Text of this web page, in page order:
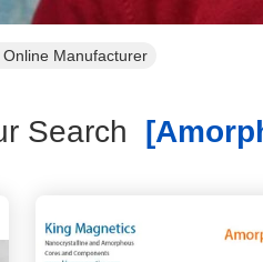
Manufacturer
Search